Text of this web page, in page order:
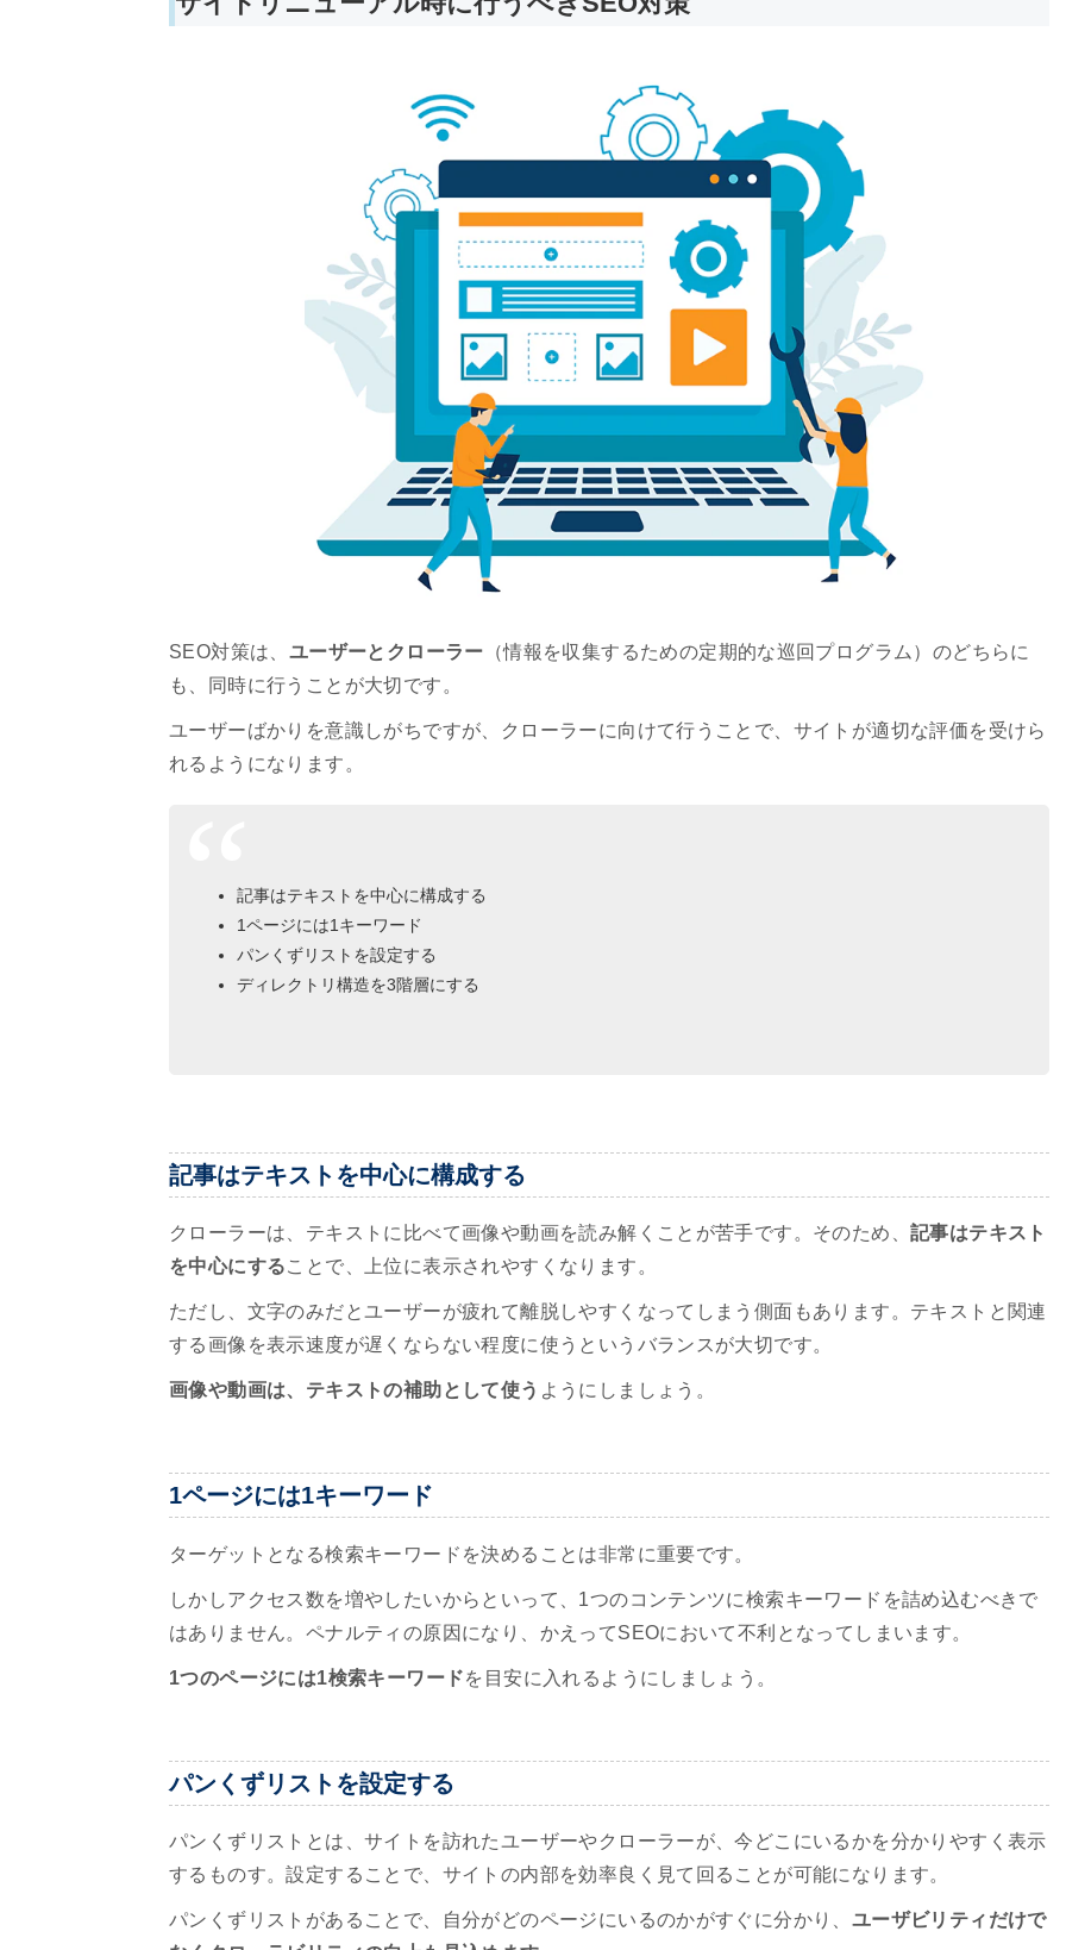
SEO対策は、 ユーザーとクローラー （情報を収集するための定期的な巡回プログラム）のどちらに
も、同時に行うことが大切です。
ユーザーばかりを意識しがちですが、クローラーに向けて行うことで、サイトが適切な評価を受けら
れるようになります。
記事はテキストを中心に構成する
1ページには1キーワード
パンくずリストを設定する
ディレクトリ構造を3階層にする
記事はテキストを中心に構成する
クローラーは、テキストに比べて画像や動画を読み解くことが苦手です。そのため、記事はテキスト
を中心にすることで、上位に表示されやすくなります。
ただし、文字のみだとユーザーが疲れて離脱しやすくなってしまう側面もあります。テキストと関連
する画像を表示速度が遅くならない程度に使うというバランスが大切です。
画像や動画は、テキストの補助として使う ようにしましょう。
1ページには1キーワード
ターゲットとなる検索キーワードを決めることは非常に重要です。
しかしアクセス数を増やしたいからといって、1つのコンテンツに検索キーワードを詰め込むべきで
はありません。ペナルティの原因になり、かえってSEOにおいて不利となってしまいます。
1つのページには1検索キーワードを目安に入れるようにしましょう。
パンくずリストを設定する
パンくずリストとは、サイトを訪れたユーザーやクローラーが、今どこにいるかを分かりやすく表示
するものす。設定することで、サイトの内部を効率良く見て回ることが可能になります。
パンくずリストがあることで、自分がどのページにいるのかがすぐに分かり、 ユーザビリティだけで